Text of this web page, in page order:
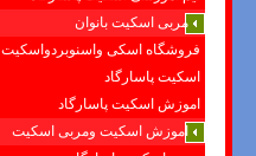
مربی اسکیت بانوان
فروشگاه اسکی واسنوبردواسکیت
اسکیت پاسارگاد
اموزش اسکیت پاسارگاد
اموزش اسکیت ومربی اسکیت